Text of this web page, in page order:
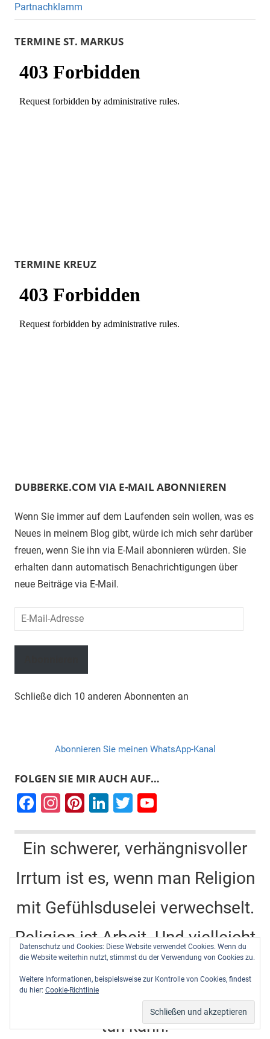
Partnachklamm
TERMINE ST. MARKUS
TERMINE KREUZ
DUBBERKE.COM VIA E-MAIL ABONNIEREN
Wenn Sie immer auf dem Laufenden sein wollen, was es
Neues in meinem Blog gibt, würde ich mich sehr darüber
freuen, wenn Sie ihn via E-Mail abonnieren würden. Sie
erhalten dann automatisch Benachrichtigungen über
neue Beiträge via E-Mail.
Mail-
Adresse
Schließe dich 10 anderen Abonnenten an
Abonnieren Sie meinen WhatsApp-Kanal
FOLGEN SIE MIR AUCH AUF…
F
c
e
b
o
o
k
In
a
gr
a
m
Pi
er
e
st
Li
k
e
dI
n
T
tt
er
u
T
u
b
e
C
h
a
n
n
Ein schwerer, verhängnisvoller
Irrtum ist es, wenn man Religion
mit Gefühlsduselei verwechselt.
Religion ist Arbeit. Und vielleicht
die schwerste und gewiß die
heiligste Arbeit, die ein Mensch
tun kann.
Datenschutz und Cookies: Diese Website verwendet Cookies. Wenn du
die Website weiterhin nutzt, stimmst du der Verwendung von Cookies zu.
Weitere Informationen, beispielsweise zur Kontrolle von Cookies, findest
du hier: Cookie-Richtlinie